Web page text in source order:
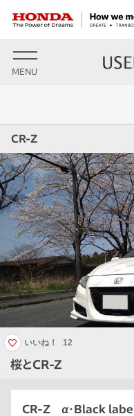
MENU
CR-Z
桜とCR-Z
いいね！ 12
CR-Z α・Black label